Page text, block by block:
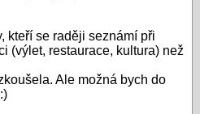
kteří se raději seznámí při
(výlet, restaurace, kultura) než
Ale možná bych do